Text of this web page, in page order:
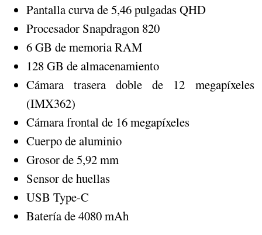
Pantalla curva de 5,46 pulgadas QHD
Procesador Snapdragon 820
6 GB de memoria RAM
128 GB de almacenamiento
Cámara trasera doble de 12 megapíxeles
(IMX362)
Cámara frontal de 16 megapíxeles
Cuerpo de aluminio
Grosor de 5,92 mm
Sensor de huellas
USB Type-C
Batería de 4080 mAh